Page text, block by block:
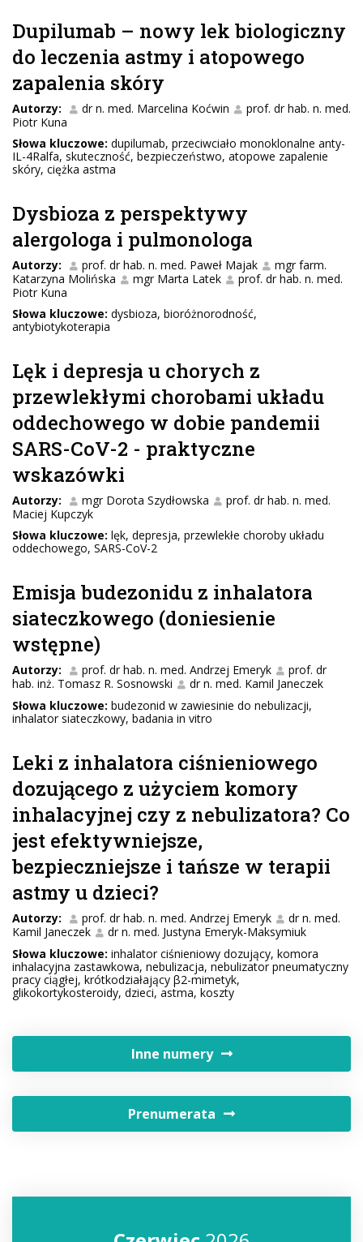
Dupilumab – nowy lek biologiczny
do leczenia astmy i atopowego
zapalenia skóry
Autorzy: dr n. med. Marcelina Koćwin
prof. dr hab. n. med.
Piotr Kuna
Słowa kluczowe: dupilumab, przeciwciało monoklonalne anty-
IL-4Ralfa, skuteczność, bezpieczeństwo, atopowe zapalenie
skóry, ciężka astma
Dysbioza z perspektywy
alergologa i pulmonologa
Autorzy: prof. dr hab. n. med. Paweł Majak
mgr farm.
Katarzyna Molińska
mgr Marta Latek
prof. dr hab. n. med.
Piotr Kuna
Słowa kluczowe: dysbioza, bioróżnorodność,
antybiotykoterapia
Lęk i depresja u chorych z
przewlekłymi chorobami układu
oddechowego w dobie pandemii
SARS-CoV-2 - praktyczne
wskazówki
Autorzy: mgr Dorota Szydłowska
prof. dr hab. n. med.
Maciej Kupczyk
Słowa kluczowe: lęk, depresja, przewlekłe choroby układu
oddechowego, SARS-CoV-2
Emisja budezonidu z inhalatora
siateczkowego (doniesienie
wstępne)
Autorzy: prof. dr hab. n. med. Andrzej Emeryk
prof. dr
hab. inż. Tomasz R. Sosnowski
dr n. med. Kamil Janeczek
Słowa kluczowe: budezonid w zawiesinie do nebulizacji,
inhalator siateczkowy, badania in vitro
Leki z inhalatora ciśnieniowego
dozującego z użyciem komory
inhalacyjnej czy z nebulizatora? Co
jest efektywniejsze,
bezpieczniejsze i tańsze w terapii
astmy u dzieci?
Autorzy: prof. dr hab. n. med. Andrzej Emeryk
dr n. med.
Kamil Janeczek
dr n. med. Justyna Emeryk-Maksymiuk
Słowa kluczowe: inhalator ciśnieniowy dozujący, komora
inhalacyjna zastawkowa, nebulizacja, nebulizator pneumatyczny
pracy ciągłej, krótkodziałający β2-mimetyk,
glikokortykosteroidy, dzieci, astma, koszty
Inne numery
Prenumerata